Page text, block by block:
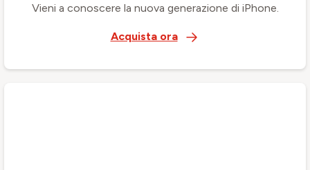
Vieni a conoscere la nuova generazione di iPhone.
Acquista ora